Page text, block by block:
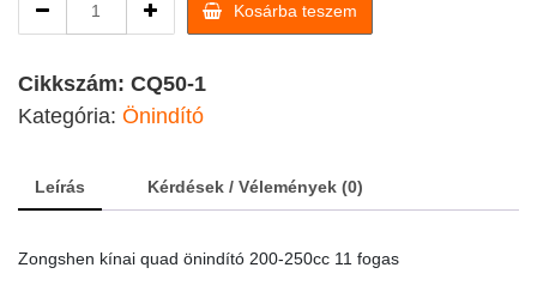
kínai
önindító
250cc
Kosárba teszem
Cikkszám: CQ50-1
Kategória: Önindító
Leírás Kérdések / Vélemények (0)
Zongshen kínai quad önindító 200-250cc 11 fogas